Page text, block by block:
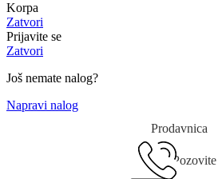
Korpa
Zatvori
Prijavite se
Zatvori
Još nemate nalog?
Napravi nalog
Prodavnica
Pozovite